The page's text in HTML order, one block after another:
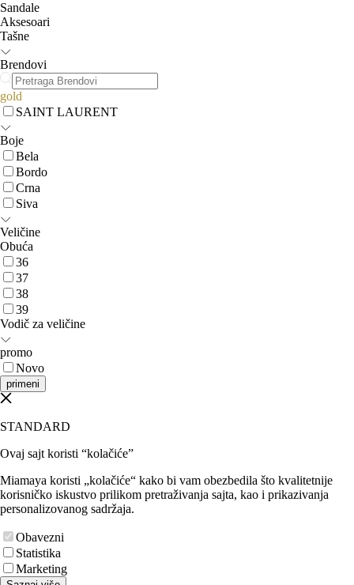
Sandale
Aksesoari
Tašne
Brendovi
gold
SAINT LAURENT
Boje
Bela
Bordo
Crna
Siva
Veličine
Obuća
36
37
38
39
Vodič za veličine
promo
Novo
primeni
STANDARD
Ovaj sajt koristi “kolačiće”
Miamaya koristi „kolačiće“ kako bi vam obezbedila što kvalitetnije
korisničko iskustvo prilikom pretraživanja sajta, kao i prikazivanja
personalizovanog sadržaja.
Obavezni
Statistika
Marketing